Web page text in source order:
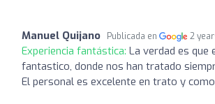
Manuel Quijano Publicada en 2
Experiencia fantástica: La verdad es que
fantastico, donde nos han tratado
El personal es excelente en trato y